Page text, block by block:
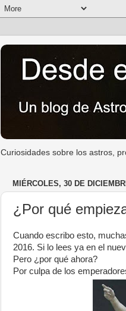
Curiosidades sobre los astros,
MIÉRCOLES, 30 DE
¿Por qué
Cuando escribo esto,
2016. Si lo lees ya en el
Pero ¿por qué ahora?
Por culpa de los